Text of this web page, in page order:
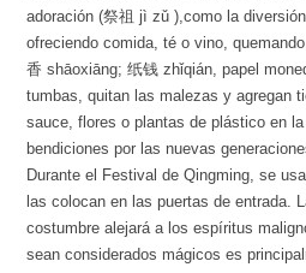
adoración (祭祖 jì zǔ ),como la
ofreciendo comida, té o vino,
香 shāoxiāng; 纸钱 zhǐqián, papel
tumbas, quitan las malezas y agregan
sauce, flores o plantas de plástico en
bendiciones por las nuevas
Durante el Festival de Qingming, se
las colocan en las puertas de entrada.
costumbre alejará a los espíritus
sean considerados mágicos es